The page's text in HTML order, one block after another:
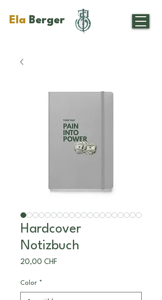
Ela Berger
Hardcover
Notizbuch
20,00 CHF
Color *